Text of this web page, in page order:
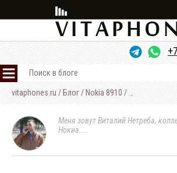
vitaphones.ru / Блог/ Nokia 8910 /
Меня зовут Виталий Нетреба,
Нокиа.
Nokia
Nokia
8800
Блог